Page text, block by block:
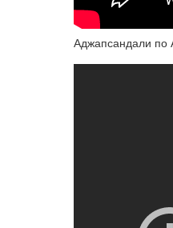
Аджапсандали по